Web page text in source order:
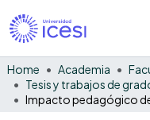
Home Academia
Tesis y trabajos de